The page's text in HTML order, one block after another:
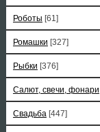
Роботы [61]
Ромашки [327]
Рыбки [376]
Салют, свечи, фонари
Свадьба [447]